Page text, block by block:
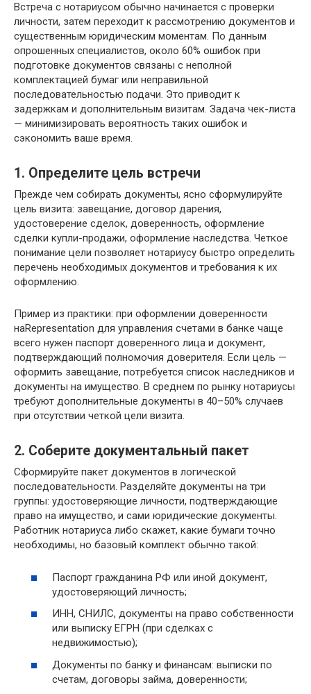
Встреча с нотариусом обычно начинается с проверки
личности, затем переходит к рассмотрению документов и
существенным юридическим моментам. По данным
опрошенных специалистов, около 60% ошибок при
подготовке документов связаны с неполной
комплектацией бумаг или неправильной
последовательностью подачи. Это приводит к
задержкам и дополнительным визитам. Задача чек-листа
— минимизировать вероятность таких ошибок и
сэкономить ваше время.
1. Определите цель встречи
Прежде чем собирать документы, ясно сформулируйте
цель визита: завещание, договор дарения,
удостоверение сделок, доверенность, оформление
сделки купли-продажи, оформление наследства. Четкое
понимание цели позволяет нотариусу быстро определить
перечень необходимых документов и требования к их
оформлению.
Пример из практики: при оформлении доверенности
наRepresentation для управления счетами в банке чаще
всего нужен паспорт доверенного лица и документ,
подтверждающий полномочия доверителя. Если цель —
оформить завещание, потребуется список наследников и
документы на имущество. В среднем по рынку нотариусы
требуют дополнительные документы в 40–50% случаев
при отсутствии четкой цели визита.
2. Соберите документальный пакет
Сформируйте пакет документов в логической
последовательности. Разделяйте документы на три
группы: удостоверяющие личности, подтверждающие
право на имущество, и сами юридические документы.
Работник нотариуса либо скажет, какие бумаги точно
необходимы, но базовый комплект обычно такой:
Паспорт гражданина РФ или иной документ,
удостоверяющий личность;
ИНН, СНИЛС, документы на право собственности
или выписку ЕГРН (при сделках с
недвижимостью);
Документы по банку и финансам: выписки по
счетам, договоры займа, доверенности;